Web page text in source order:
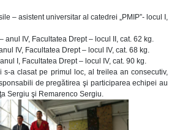
– asistent universitar al catedrei „PMIP”- locul I,
anul IV, Facultatea Drept – locul II, cat. 62 kg.
IV, Facultatea Drept – locul IV, cat. 68 kg.
I, Facultatea Drept – locul IV, cat. 90 kg.
s-a clasat pe primul loc, al treilea an consecutiv,
de pregătirea şi participarea echipei au
Sergiu şi Remarenco Sergiu.